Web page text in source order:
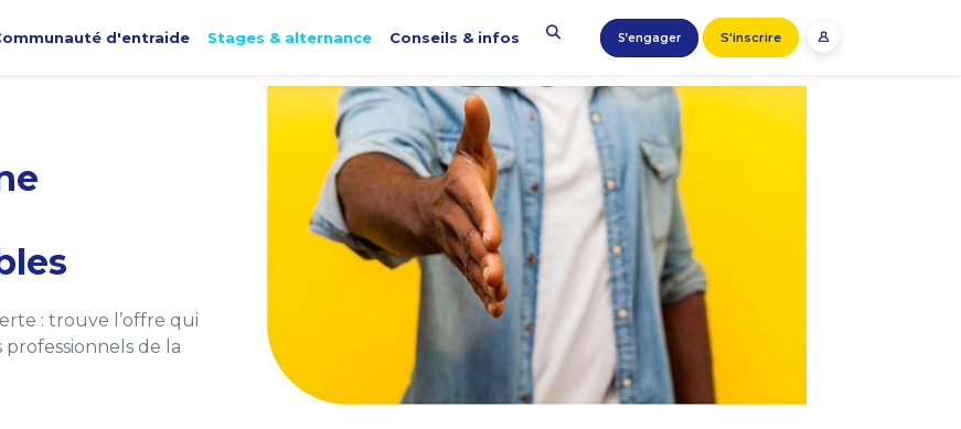
d'entraide Stages & alternance Conseils & infos S’engager S'inscrire
: trouve l’offre qui
de la